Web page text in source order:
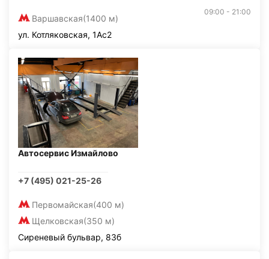
Варшавская(1400 м)
09:00 - 21:00
ул. Котляковская, 1Ас2
Автосервис Измайлово
+7 (495) 021-25-26
Первомайская(400 м)
Щелковская(350 м)
Сиреневый бульвар, 83б